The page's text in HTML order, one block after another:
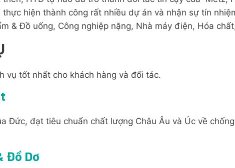
hiện thành công rất nhiều dự án và nhận sự tín
& Đồ uống, Công nghiệp nặng, Nhà máy điện, Hóa
vụ tốt nhất cho khách hàng và đối tác.
Đức, đạt tiêu chuẩn chất lượng Châu Âu và Úc về
Đồ Dơ